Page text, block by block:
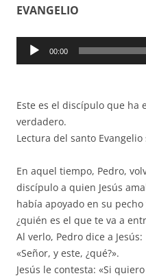
EVANGELIO
Reproductor
00:00
Este es el discípulo que ha
verdadero.
Lectura del santo
En aquel tiempo, Pedro,
discípulo a quien Jesús
había apoyado en su
¿quién es el que te va a
Al verlo, Pedro dice a Jesús:
«Señor, y este, ¿qué?».
Jesús le contesta: «Si